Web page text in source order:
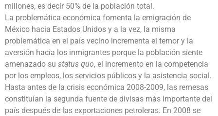
millones, es decir 50% de la población total.
La problemática económica fomenta la emigración de
México hacia Estados Unidos y a la vez, la misma
problemática en el país vecino incrementa el temor y la
aversión hacia los inmigrantes porque la población siente
amenazado su status quo, el incremento en la competencia
por los empleos, los servicios públicos y la asistencia social.
Hasta antes de la crisis económica 2008-2009, las remesas
constituían la segunda fuente de divisas más importante del
país después de las exportaciones petroleras. En 2008 se